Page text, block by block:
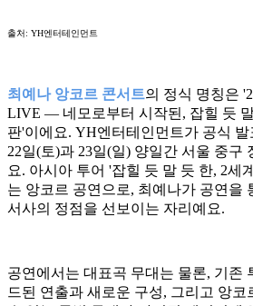
출처: YH엔터테인먼트
최예나 앙코르 콘서트의 정식 명칭은
LIVE — 네모로부터 시작된, 잡힐 듯
판'이에요. YH엔터테인먼트가 공식
22일(토)과 23일(일) 양일간 서울 중구
요. 아시아 투어 '잡힐 듯 말 듯 한, 2세
는 앙코르 공연으로, 최예나가 공연을
서사의 정점을 선보이는 자리예요.
공연에서는 대표곡 무대는 물론, 기존
드된 연출과 새로운 구성, 그리고 앙